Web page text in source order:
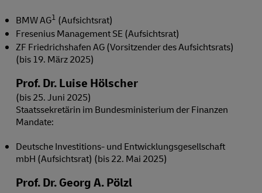
BMW AG1 (Aufsichtsrat)
Fresenius Management SE (Aufsichtsrat)
ZF Friedrichshafen AG (Vorsitzender des Aufsichtsrats)
(bis 19. März 2025)
Prof. Dr. Luise Hölscher
(bis 25. Juni 2025)
Staatssekretärin im Bundesministerium der Finanzen
Mandate:
Deutsche Investitions- und Entwicklungsgesellschaft
mbH (Aufsichtsrat) (bis 22. Mai 2025)
Prof. Dr. Georg A. Pölzl